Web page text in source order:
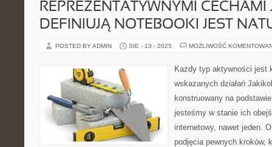
REPREZENTATYWNYMI CECHAMI
DEFINIUJĄ NOTEBOOKI JEST
POSTED BY ADMIN SIE - 13 - 2025 MOŻLIWOŚĆ
Każdy typ aktywności jest
wskazanych działań
konstruowany na
jesteśmy w stanie ich
internetowy, nawet jeden.
podjęcia pewnych kroków,